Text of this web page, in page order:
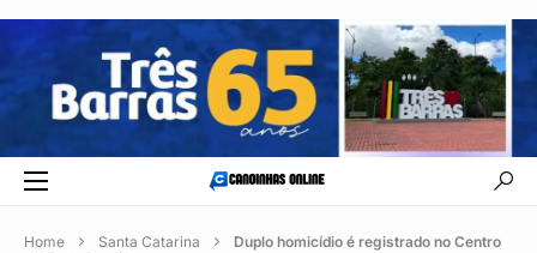
Home Santa Catarina
Duplo homicídio é registrado no Centro